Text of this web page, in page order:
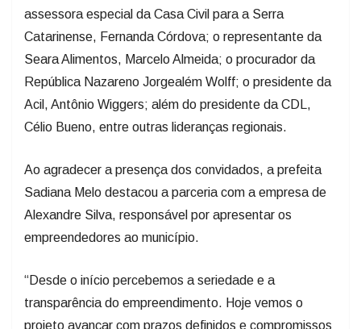
assessora especial da Casa Civil para a Serra
Catarinense, Fernanda Córdova; o representante da
Seara Alimentos, Marcelo Almeida; o procurador da
República Nazareno Jorgealém Wolff; o presidente da
Acil, Antônio Wiggers; além do presidente da CDL,
Célio Bueno, entre outras lideranças regionais.
Ao agradecer a presença dos convidados, a prefeita
Sadiana Melo destacou a parceria com a empresa de
Alexandre Silva, responsável por apresentar os
empreendedores ao município.
“Desde o início percebemos a seriedade e a
transparência do empreendimento. Hoje vemos o
projeto avançar com prazos definidos e compromissos